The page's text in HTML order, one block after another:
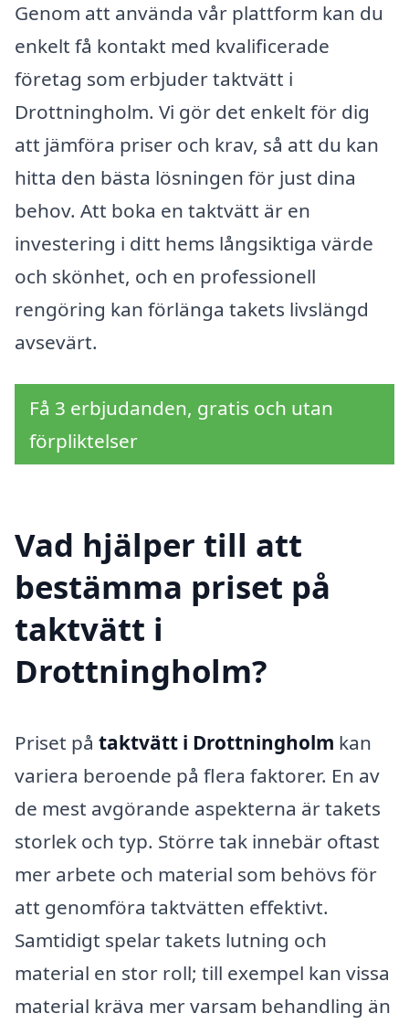
Genom att använda vår plattform kan du
enkelt få kontakt med kvalificerade
företag som erbjuder taktvätt i
Drottningholm. Vi gör det enkelt för dig
att jämföra priser och krav, så att du kan
hitta den bästa lösningen för just dina
behov. Att boka en taktvätt är en
investering i ditt hems långsiktiga värde
och skönhet, och en professionell
rengöring kan förlänga takets livslängd
avsevärt.
Få 3 erbjudanden, gratis och utan
förpliktelser
Vad hjälper till att
bestämma priset på
taktvätt i
Drottningholm?
Priset på taktvätt i Drottningholm kan
variera beroende på flera faktorer. En av
de mest avgörande aspekterna är takets
storlek och typ. Större tak innebär oftast
mer arbete och material som behövs för
att genomföra taktvätten effektivt.
Samtidigt spelar takets lutning och
material en stor roll; till exempel kan vissa
material kräva mer varsam behandling än